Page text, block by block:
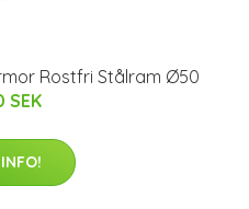
Rostfri Stålram Ø50
SEK